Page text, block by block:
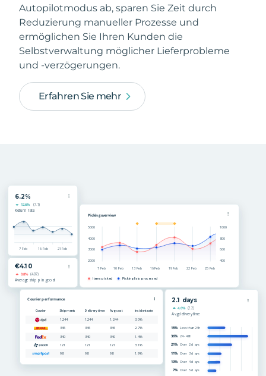
Autopilotmodus ab, sparen Sie Zeit durch
Reduzierung manueller Prozesse und
ermöglichen Sie Ihren Kunden die
Selbstverwaltung möglicher Lieferprobleme
und -verzögerungen.
Erfahren Sie mehr